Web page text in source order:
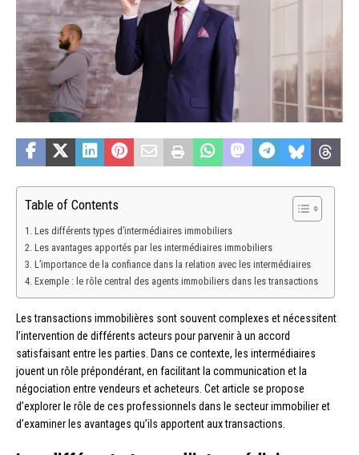
Table of Contents
Les différents types d’intermédiaires immobiliers
Les avantages apportés par les intermédiaires immobiliers
L’importance de la confiance dans la relation avec les intermédiaires
Exemple : le rôle central des agents immobiliers dans les transactions
Les transactions immobilières sont souvent complexes et nécessitent
l’intervention de différents acteurs pour parvenir à un accord
satisfaisant entre les parties. Dans ce contexte, les intermédiaires
jouent un rôle prépondérant, en facilitant la communication et la
négociation entre vendeurs et acheteurs. Cet article se propose
d’explorer le rôle de ces professionnels dans le secteur immobilier et
d’examiner les avantages qu’ils apportent aux transactions.